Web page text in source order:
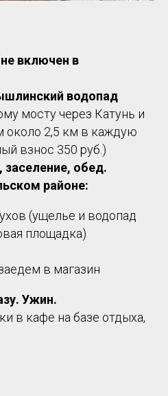
включен в
водопад
мосту через Катунь и
около 2,5 км в каждую
взнос 350 руб.)
заселение, обед.
районе:
(ущелье и водопад
площадка)
в магазин
Ужин.
в кафе на базе отдыха,